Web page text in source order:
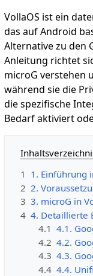
VollaOS ist ein
das auf Android
Alternative zu den
Anleitung richtet
microG verstehen
während sie die
die spezifische
Bedarf aktiviert
1 1. Einführung
2 2.
3 3. microG in
4 4. Detaillierte
4.1 4.1.
4.2 4.2.
4.3 4.3.
4.4 4.4.